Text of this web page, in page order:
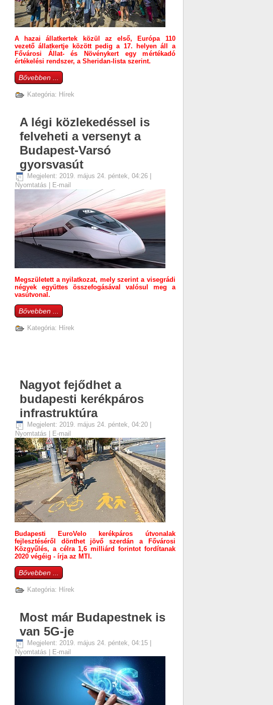
A hazai állatkertek közül az első, Európa 110
vezető állatkertje között pedig a 17. helyen áll a
Fővárosi Állat- és Növénykert egy mértékadó
értékelési rendszer, a Sheridan-lista szerint.
Bővebben ...
Kategória: Hírek
A légi közlekedéssel is
felveheti a versenyt a
Budapest-Varsó
gyorsvasút
Megjelent: 2019. május 24. péntek, 04:26
Nyomtatás
E-mail
Megszületett a nyilatkozat, mely szerint a visegrádi
négyek együttes összefogásával valósul meg a
vasútvonal.
Bővebben ...
Kategória: Hírek
Nagyot fejődhet a
budapesti kerékpáros
infrastruktúra
Megjelent: 2019. május 24. péntek, 04:20
Nyomtatás
E-mail
Budapesti EuroVelo kerékpáros útvonalak
fejlesztéséről dönthet jövő szerdán a Fővárosi
Közgyűlés, a célra 1,6 milliárd forintot fordítanak
2020 végéig - írja az MTI.
Bővebben ...
Kategória: Hírek
Most már Budapestnek is
van 5G-je
Megjelent: 2019. május 24. péntek, 04:15
Nyomtatás
E-mail